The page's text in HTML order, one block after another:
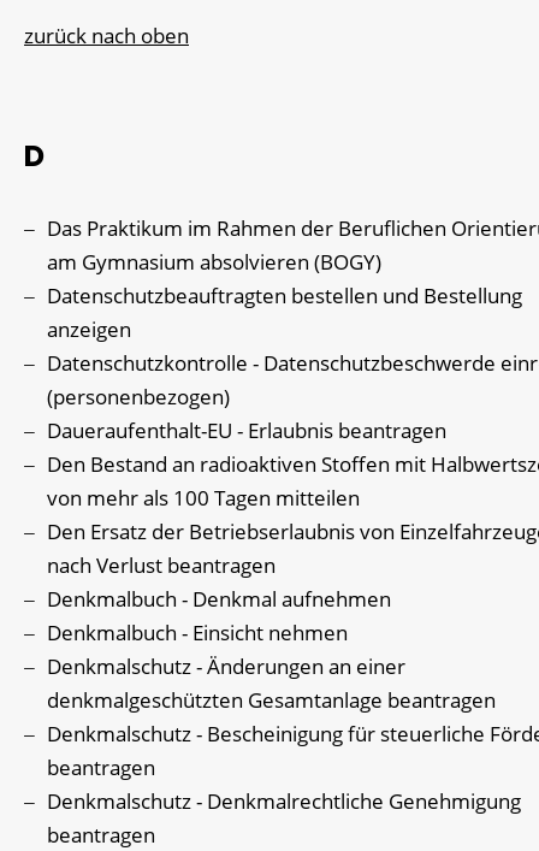
zurück nach oben
D
Das Praktikum im Rahmen der Beruflichen
am Gymnasium absolvieren (BOGY)
Datenschutzbeauftragten bestellen und Bestellung
anzeigen
Datenschutzkontrolle - Datenschutzbeschwerde
(personenbezogen)
Daueraufenthalt-EU - Erlaubnis beantragen
Den Bestand an radioaktiven Stoffen mit
von mehr als 100 Tagen mitteilen
Den Ersatz der Betriebserlaubnis von
nach Verlust beantragen
Denkmalbuch - Denkmal aufnehmen
Denkmalbuch - Einsicht nehmen
Denkmalschutz - Änderungen an einer
denkmalgeschützten Gesamtanlage beantragen
Denkmalschutz - Bescheinigung für steuerliche
beantragen
Denkmalschutz - Denkmalrechtliche Genehmigung
beantragen